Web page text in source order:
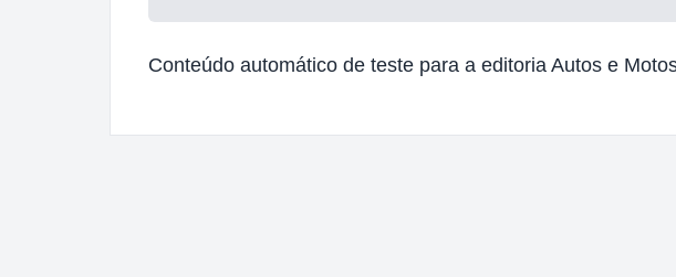
Conteúdo automático de teste para a editoria Autos e